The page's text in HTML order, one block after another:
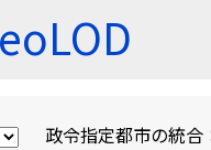
政令指定都市の統